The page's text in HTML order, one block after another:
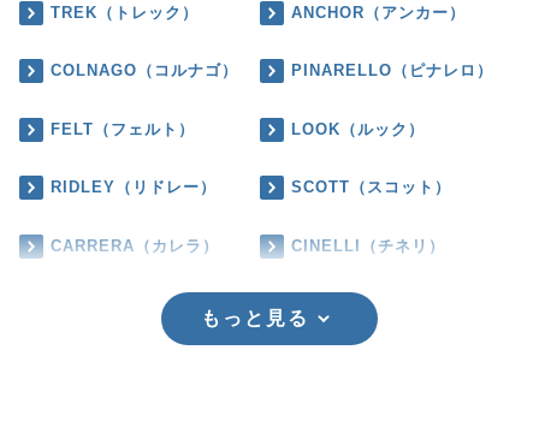
TREK（トレック） ANCHOR（アンカー）
COLNAGO（コルナゴ） PINARELLO（ピナレロ）
FELT（フェルト） LOOK（ルック）
RIDLEY（リドレー） SCOTT（スコット）
CARRERA（カレラ） CINELLI（チネリ）
もっと見る